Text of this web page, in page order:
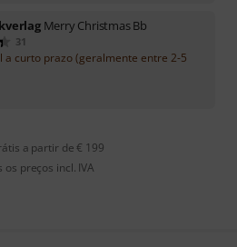
Merry Christmas Bb
31
a curto prazo (geralmente entre 2-5
a partir de € 199
os preços incl. IVA